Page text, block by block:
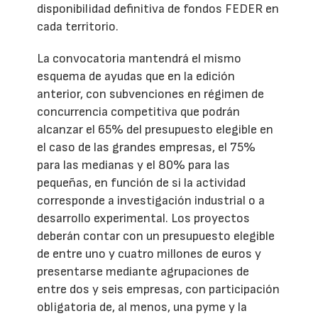
disponibilidad definitiva de fondos FEDER en
cada territorio.
La convocatoria mantendrá el mismo
esquema de ayudas que en la edición
anterior, con subvenciones en régimen de
concurrencia competitiva que podrán
alcanzar el 65% del presupuesto elegible en
el caso de las grandes empresas, el 75%
para las medianas y el 80% para las
pequeñas, en función de si la actividad
corresponde a investigación industrial o a
desarrollo experimental. Los proyectos
deberán contar con un presupuesto elegible
de entre uno y cuatro millones de euros y
presentarse mediante agrupaciones de
entre dos y seis empresas, con participación
obligatoria de, al menos, una pyme y la